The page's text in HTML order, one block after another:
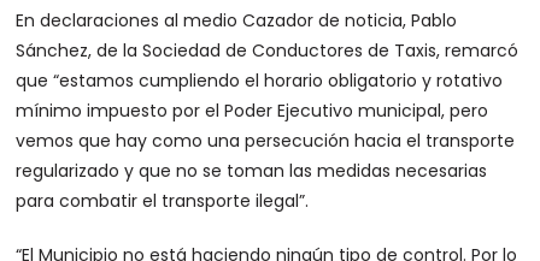
En declaraciones al medio Cazador de noticia, Pablo
Sánchez, de la Sociedad de Conductores de Taxis, remarcó
que “estamos cumpliendo el horario obligatorio y rotativo
mínimo impuesto por el Poder Ejecutivo municipal, pero
vemos que hay como una persecución hacia el transporte
regularizado y que no se toman las medidas necesarias
para combatir el transporte ilegal”.
“El Municipio no está haciendo ningún tipo de control. Por lo